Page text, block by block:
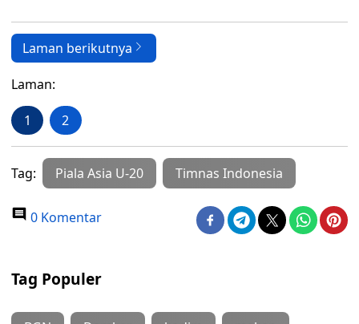
Laman berikutnya
Laman:
1 2
Tag: Piala Asia U-20 Timnas Indonesia
0 Komentar
Tag Populer